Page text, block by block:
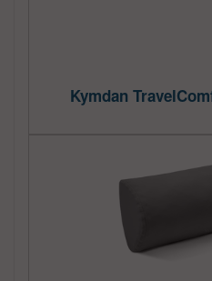
Kymdan